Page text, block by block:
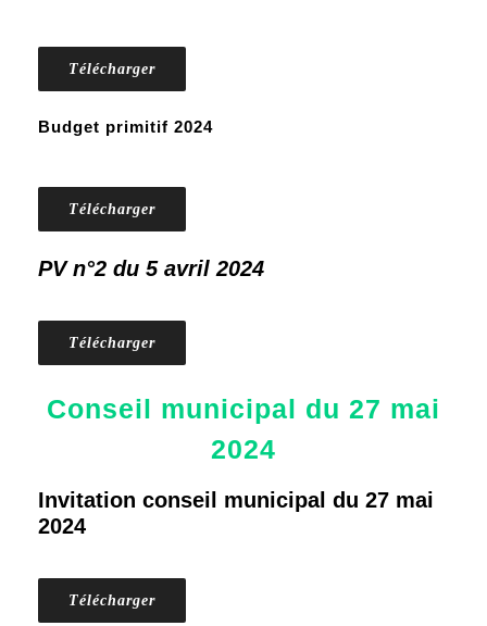
Télécharger
Budget primitif 2024
Télécharger
PV n°2 du 5 avril 2024
Télécharger
Conseil municipal du 27 mai
2024
Invitation conseil municipal du 27 mai
2024
Télécharger